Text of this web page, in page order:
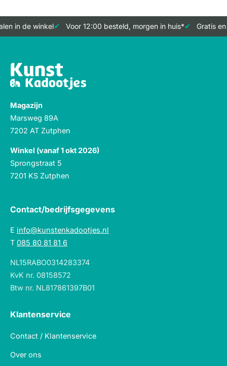
in de winkel Voor 12:00 besteld, morgen in huis* Gratis
Magazijn
Marsweg 89A
7202 AT Zutphen
Winkel (vanaf 1 okt 2026)
Sprongstraat 5
7201 KS Zutphen
Contact/bedrijfsgegevens
E info@kunstenkadootjes.nl
T 085 80 81 81 6
NL15RABO0314283374
KvK nr. 08158572
Btw nr. NL817861397B01
Klantenservice
Contact / Klantenservice
Over ons